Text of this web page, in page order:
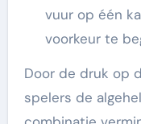
vuur op één
voorkeur te
Door de druk op
spelers de